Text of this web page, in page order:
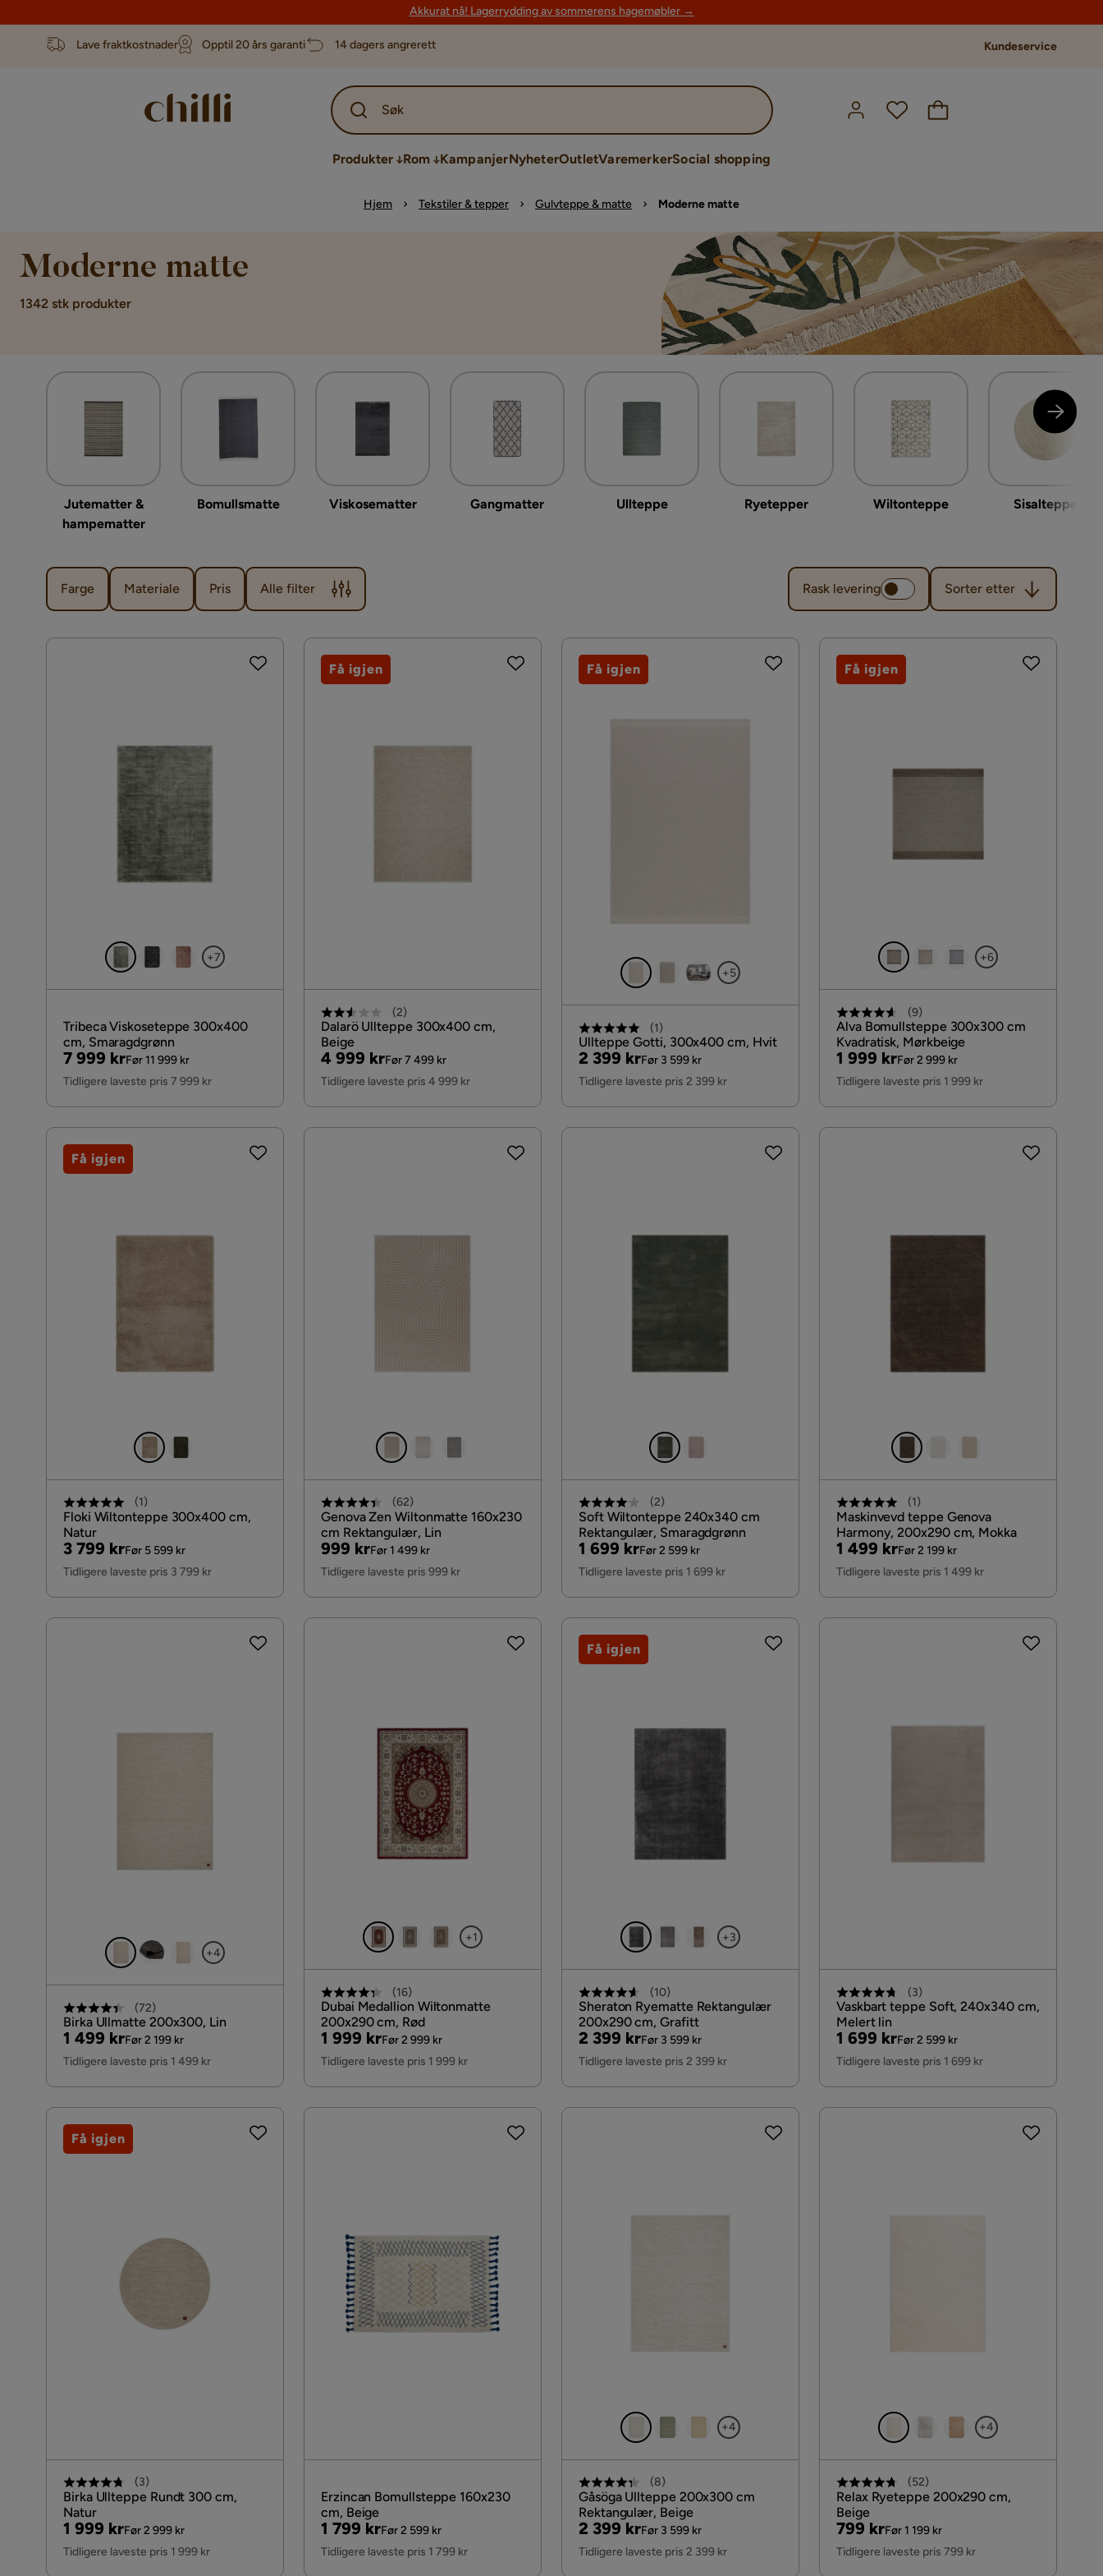
Akkurat nå! Lagerrydding av sommerens hagemøbler →
Lave fraktkostnader Opptil 20 års garanti 14 dagers angrerett Kundeservice
Søk
Produkter Rom KampanjerNyheterOutletVaremerkerSocial shopping
Hjem Tekstiler & tepper Gulvteppe & matte Moderne matte
Moderne matte
1342 stk produkter
Jutematter &
hampematter
Bomullsmatte Viskosematter Gangmatter Ullteppe Ryetepper Wiltonteppe Sisalteppe
Farge Materiale Pris Alle filter Rask levering
Sorter etter
Sorter etter
+7
Tribeca Viskoseteppe 300x400
cm, Smaragdgrønn
Pris
7 999 kr
Original
Pris
Før 11 999 kr
Tidligere laveste pris 7 999 kr
(2)
Dalarö Ullteppe 300x400 cm,
Beige
Pris
4 999 kr
Original
Pris
Før 7 499 kr
Tidligere laveste pris 4 999 kr
Få igjen
+5
(1)
Ullteppe Gotti, 300x400 cm, Hvit
Pris
2 399 kr
Original
Pris
Før 3 599 kr
Tidligere laveste pris 2 399 kr
Få igjen
+6
(9)
Alva Bomullsteppe 300x300 cm
Kvadratisk, Mørkbeige
Pris
1 999 kr
Original
Pris
Før 2 999 kr
Tidligere laveste pris 1 999 kr
Få igjen
(1)
Floki Wiltonteppe 300x400 cm,
Natur
Pris
3 799 kr
Original
Pris
Før 5 599 kr
Tidligere laveste pris 3 799 kr
Få igjen
(62)
Genova Zen Wiltonmatte 160x230
cm Rektangulær, Lin
Pris
999 kr
Original
Pris
Før 1 499 kr
Tidligere laveste pris 999 kr
(2)
Soft Wiltonteppe 240x340 cm
Rektangulær, Smaragdgrønn
Pris
1 699 kr
Original
Pris
Før 2 599 kr
Tidligere laveste pris 1 699 kr
(1)
Maskinvevd teppe Genova
Harmony, 200x290 cm, Mokka
Pris
1 499 kr
Original
Pris
Før 2 199 kr
Tidligere laveste pris 1 499 kr
+4
(72)
Birka Ullmatte 200x300, Lin
Pris
1 499 kr
Original
Pris
Før 2 199 kr
Tidligere laveste pris 1 499 kr
+1
(16)
Dubai Medallion Wiltonmatte
200x290 cm, Rød
Pris
1 999 kr
Original
Pris
Før 2 999 kr
Tidligere laveste pris 1 999 kr
+3
(10)
Sheraton Ryematte Rektangulær
200x290 cm, Grafitt
Pris
2 399 kr
Original
Pris
Før 3 599 kr
Tidligere laveste pris 2 399 kr
Få igjen
(3)
Vaskbart teppe Soft, 240x340 cm,
Melert lin
Pris
1 699 kr
Original
Pris
Før 2 599 kr
Tidligere laveste pris 1 699 kr
(3)
Birka Ullteppe Rundt 300 cm,
Natur
Pris
1 999 kr
Original
Pris
Før 2 999 kr
Tidligere laveste pris 1 999 kr
Få igjen
Erzincan Bomullsteppe 160x230
cm, Beige
Pris
1 799 kr
Original
Pris
Før 2 599 kr
Tidligere laveste pris 1 799 kr
+4
(8)
Gåsöga Ullteppe 200x300 cm
Rektangulær, Beige
Pris
2 399 kr
Original
Pris
Før 3 599 kr
Tidligere laveste pris 2 399 kr
+4
(52)
Relax Ryeteppe 200x290 cm,
Beige
Pris
799 kr
Original
Pris
Før 1 199 kr
Tidligere laveste pris 799 kr